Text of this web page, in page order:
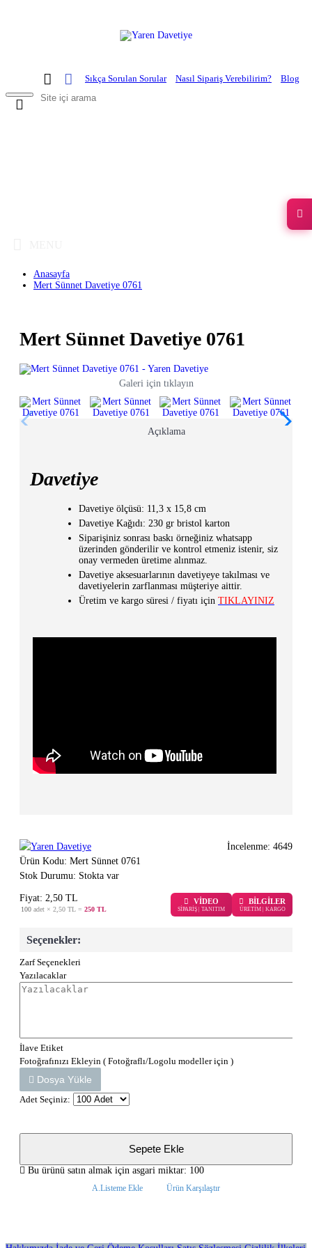
Sıkça Sorulan Sorular Nasıl Sipariş Verebilirim? Blog
Anasayfa
Mert Sünnet Davetiye 0761
Mert Sünnet Davetiye 0761
Galeri için tıklayın
Açıklama
Davetiye
Davetiye ölçüsü: 11,3 x 15,8 cm
Davetiye Kağıdı: 230 gr bristol karton
Siparişiniz sonrası baskı örneğiniz whatsapp
üzerinden gönderilir ve kontrol etmeniz istenir, siz
onay vermeden üretime alınmaz.
Davetiye aksesuarlarının davetiyeye takılması ve
davetiyelerin zarflanması müşteriye aittir.
Üretim ve kargo süresi / fiyatı için TIKLAYINIZ
İncelenme: 4649
Ürün Kodu: Mert Sünnet 0761
Stok Durumu: Stokta var
Fiyat: 2,50 TL
100 adet × 2,50 TL = 250 TL
VİDEO
SİPARİŞ | TANITIM
BİLGİLER
ÜRETİM | KARGO
Seçenekler:
Zarf Seçenekleri
Yazılacaklar
İlave Etiket
Fotoğrafınızı Ekleyin ( Fotoğraflı/Logolu modeller için )
Dosya Yükle
Adet Seçiniz:
Sepete Ekle
Bu ürünü satın almak için asgari miktar: 100
A.Listeme Ekle Ürün Karşılaştır